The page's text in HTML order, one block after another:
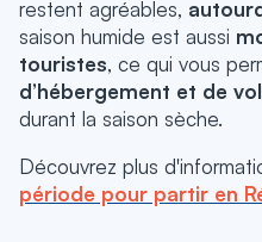
restent agréables, autour
saison humide est aussi
touristes, ce qui vous
d’hébergement et de
durant la saison sèche.
Découvrez plus
période pour partir en